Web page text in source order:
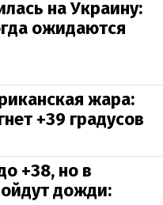
на Украину:
ожидаются
жара:
+39 градусов
+38, но в
дожди: